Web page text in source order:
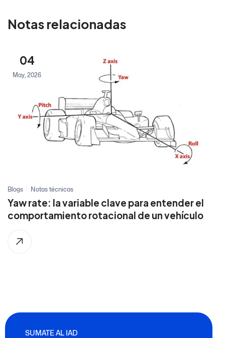
Notas relacionadas
04
May, 2026
Blogs Notas técnicas
Yaw rate: la variable clave para entender el
comportamiento rotacional de un vehículo
SUMATE AL IAD